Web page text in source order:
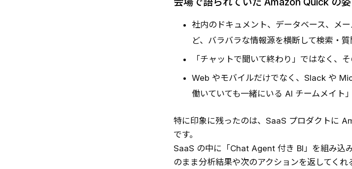
社内のドキュメント、データベース、メ
ど、バラバラな情報源を横断して検索・質
「チャットで聞いて終わり」ではなく、
Web やモバイルだけでなく、Slack や
働いていても一緒にいる AI チームメイト
特に印象に残ったのは、SaaS プロダクトに
です。
SaaS の中に「Chat Agent 付き BI」を組み込
のまま分析結果や次のアクションを返してく